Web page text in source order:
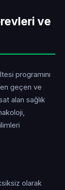
ve
programını
geçen ve
alan sağlık
olarak